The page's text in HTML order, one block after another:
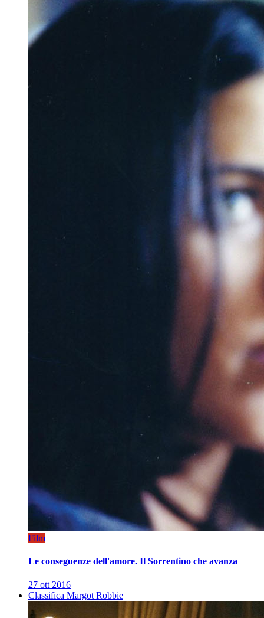
Film
Le conseguenze dell'amore. Il Sorrentino che avanza
27 ott 2016
Classifica Margot Robbie